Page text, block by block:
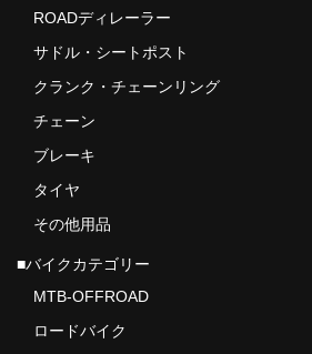
ROADディレーラー
サドル・シートポスト
クランク・チェーンリング
チェーン
ブレーキ
タイヤ
その他用品
■バイクカテゴリー
MTB-OFFROAD
ロードバイク